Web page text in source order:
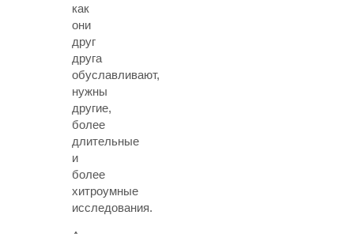
как
они
друг
друга
обуславливают,
нужны
другие,
более
длительные
и
более
хитроумные
исследования.